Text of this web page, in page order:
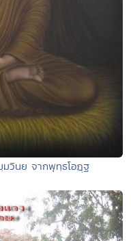
วินย จากพุทฺธโอฎฺฐ